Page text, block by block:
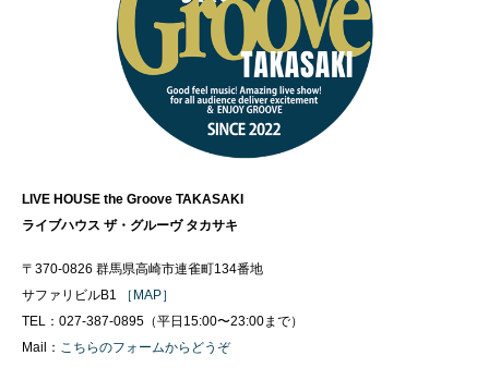
LIVE HOUSE the Groove TAKASAKI
ライブハウス ザ・グルーヴ タカサキ
〒370-0826 群馬県高崎市連雀町134番地
サファリビルB1
［MAP］
TEL：027-387-0895（平日15:00〜23:00まで）
Mail： こちらのフォームからどうぞ